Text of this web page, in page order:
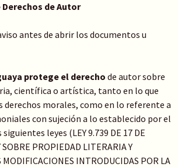
de Autor
antes de abrir los documentos u
protege el derecho de autor sobre
científica o artística, tanto en lo que
derechos morales, como en lo referente a
con sujeción a lo establecido por el
leyes (LEY 9.739 DE 17 DE
PROPIEDAD LITERARIA Y
INTRODUCIDAS POR LA